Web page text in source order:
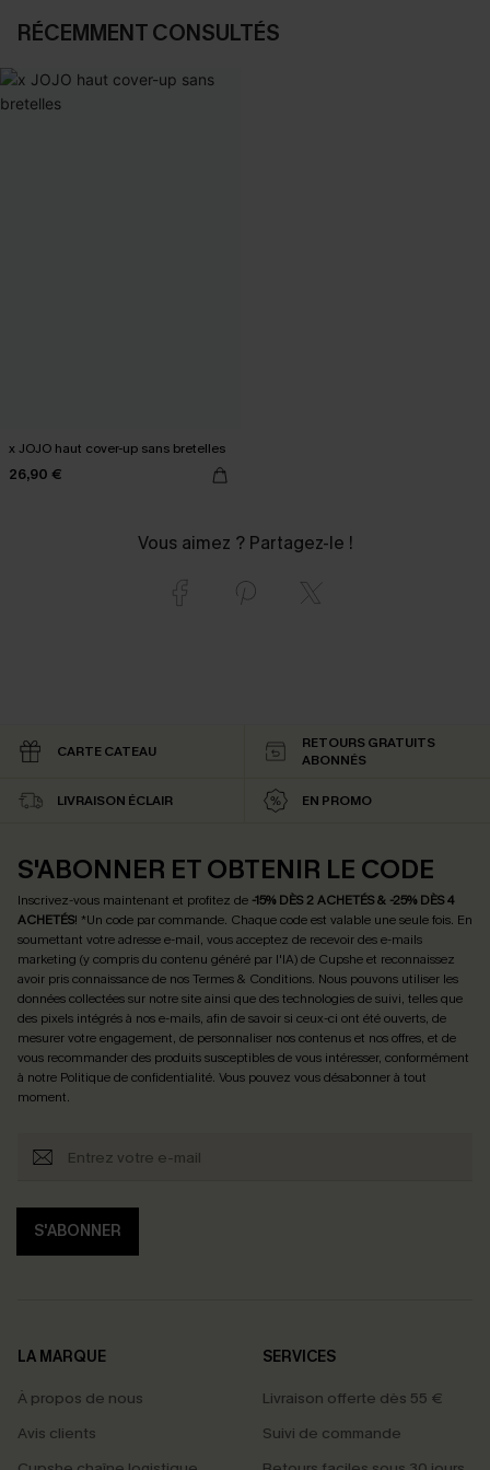
RÉCEMMENT CONSULTÉS
x JOJO haut cover-up sans bretelles
26,90 €
Vous aimez ? Partagez-le !
CARTE CATEAU
RETOURS GRATUITS
ABONNÉS
LIVRAISON ÉCLAIR EN PROMO
S'ABONNER ET OBTENIR LE CODE
Inscrivez-vous maintenant et profitez de -15% DÈS 2 ACHETÉS & -25% DÈS 4
ACHETÉS! *Un code par commande. Chaque code est valable une seule fois. En
soumettant votre adresse e-mail, vous acceptez de recevoir des e-mails
marketing (y compris du contenu généré par l'IA) de Cupshe et reconnaissez
avoir pris connaissance de nosTermes & Conditions. Nous pouvons utiliser les
données collectées sur notre site ainsi que des technologies de suivi, telles que
des pixels intégrés à nos e-mails, afin de savoir si ceux-ci ont été ouverts, de
mesurer votre engagement, de personnaliser nos contenus et nos offres, et de
vous recommander des produits susceptibles de vous intéresser, conformément
à notre Politique de confidentialité. Vous pouvez vous désabonner à tout
moment.
S'ABONNER
LA MARQUE
À propos de nous
Avis clients
SERVICES
Livraison offerte dès 55 €
Suivi de commande